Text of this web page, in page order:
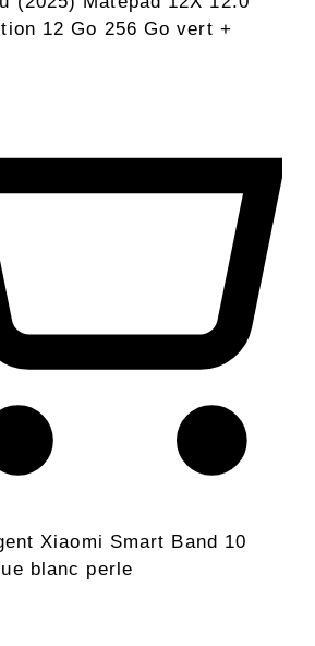
12 Go 256 Go vert +
Xiaomi Smart Band 10
blanc perle